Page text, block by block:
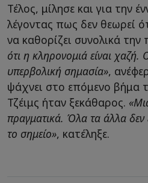
Τέλος, μίλησε και για την
λέγοντας πως δεν θεωρεί
να καθορίζει συνολικά την
ότι η κληρονομιά είναι χαζή.
υπερβολική σημασία»,
ψάχνει στο επόμενο βήμα
Τζέιμς ήταν ξεκάθαρος.
πραγματικά. Όλα τα άλλα
το σημείο», κατέληξε.